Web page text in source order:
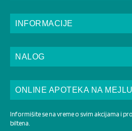
INFORMACIJE
NALOG
ONLINE APOTEKA NA MEJLU
Informišite se na vreme o svim akcijama i
biltena.